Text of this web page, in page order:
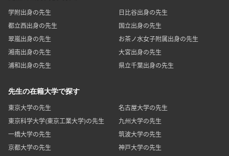
学附出身の先生
日比谷出身の先生
都立西出身の先生
国立出身の先生
翠嵐出身の先生
お茶ノ水女子附属出身の先生
湘南出身の先生
大宮出身の先生
浦和出身の先生
県立千葉出身の先生
先生の在籍大学で探す
東京大学の先生
名古屋大学の先生
東京科学大学(東京工業大学)の先生
九州大学の先生
一橋大学の先生
筑波大学の先生
京都大学の先生
神戸大学の先生